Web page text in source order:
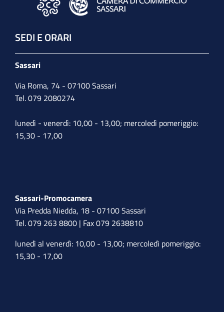
SEDI E ORARI
Sassari
Via Roma, 74 - 07100 Sassari
Tel. 079 2080274
lunedì - venerdì: 10,00 - 13,00; mercoledì pomeriggio:
15,30 - 17,00
Sassari-Promocamera
Via Predda Niedda, 18 - 07100 Sassari
Tel. 079 263 8800 | Fax 079 2638810
lunedì al venerdì: 10,00 - 13,00; mercoledì pomeriggio:
15,30 - 17,00